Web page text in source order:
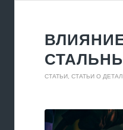
СТАТЬИ СТАТЬИ О